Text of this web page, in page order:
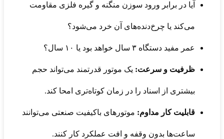
آیا در برابر ورود سوزن منگنه و گیره فلزی مقاومت
می‌کند یا چرخ‌دنده‌های آن خرد می‌شود؟
عمر مفید دستگاه ۳ سال خواهد بود یا ۱۰ سال؟
ظرفیت و سرعت: یک موتور قدرتمند می‌تواند حجم
بیشتری از اسناد را در زمان کوتاه‌تری امحا کند.
قابلیت کار مداوم: موتورهای باکیفیت صنعتی می‌توانند
ساعت‌ها بدون وقفه و افت عملکرد کار کنند.